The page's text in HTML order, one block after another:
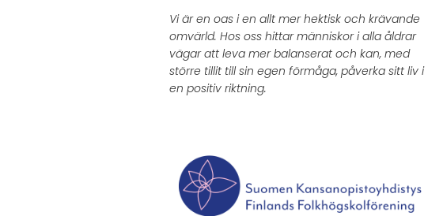
Vi är en oas i en allt mer hektisk och krävande
omvärld. Hos oss hittar människor i alla åldrar
vägar att leva mer balanserat och kan, med
större tillit till sin egen förmåga, påverka sitt liv i
en positiv riktning.